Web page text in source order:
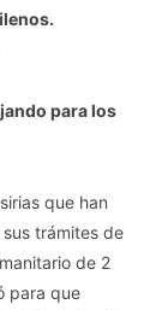
para los
que han
trámites de
de 2
para que